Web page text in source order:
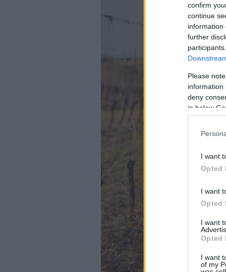
confirm
continue
information
further
Please
information
deny
in below
I want
Opted
I want
Opted
I want
Opted
I want
of my